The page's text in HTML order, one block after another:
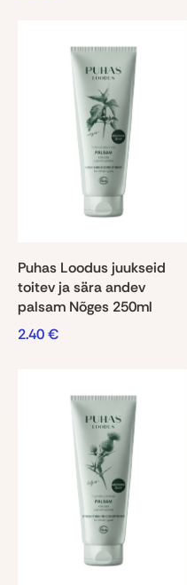
Puhas Loodus juukseid
toitev ja sära andev
palsam Nõges 250ml
2.40€